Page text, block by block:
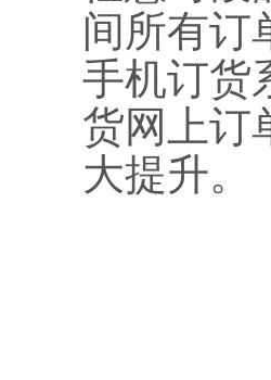
间所有订
手机订货
货网上订
大提升。